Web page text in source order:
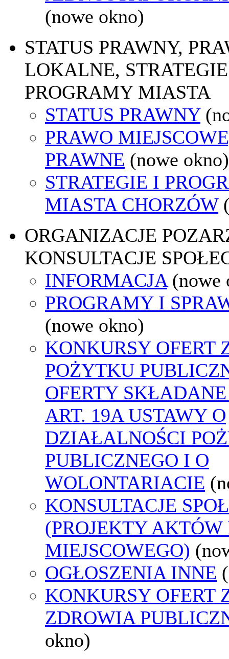
(nowe okno)
STATUS PRAWNY,
LOKALNE,
PROGRAMY MIASTA
STATUS PRAWNY
PRAWO
PRAWNE (nowe okno)
STRATEGIE I
MIASTA CHORZÓW
ORGANIZACJE
KONSULTACJE
INFORMACJA (nowe
PROGRAMY I
(nowe okno)
KONKURSY OFERT
POŻYTKU
OFERTY
ART. 19A USTAWY O
DZIAŁALNOŚCI
PUBLICZNEGO I O
WOLONTARIACIE
KONSULTACJE
(PROJEKTY AKTÓW
MIEJSCOWEGO)
OGŁOSZENIA INNE
KONKURSY OFERT
ZDROWIA
okno)